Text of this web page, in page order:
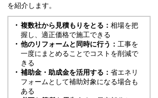
を紹介します。
複数社から見積もりをとる： 相場を把
握し、適正価格で施工できる
他のリフォームと同時に行う： 工事を
一度にまとめることでコストを削減で
きる
補助金・助成金を活用する： 省エネリ
フォームとして補助対象になる場合も
ある